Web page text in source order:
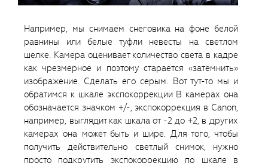
Например, мы снимаем снеговика на фоне белой
равнины или белые туфли невесты на светлом
шелке. Камера оценивает количество света в кадре
как чрезмерное и поэтому старается «затемнить»
изображение. Сделать его серым. Вот тут-то мы и
обратимся к шкале экспокоррекции В камерах она
обозначается значком +/-, экспокоррекция в Canon,
например, выглядит как шкала от -2 до +2, в других
камерах она может быть и шире. Для того, чтобы
получить действительно светлый снимок, нужно
просто подкрутить экспокоррекцию по шкале в